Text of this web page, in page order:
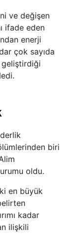
ve değişen
ifade eden
enerji
çok sayıda
geliştirdiği
biri
oldu.
en büyük
kadar
ilişkili